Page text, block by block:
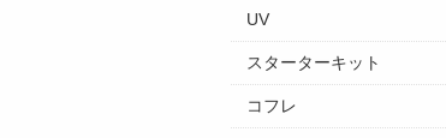
UV
スターターキット
コフレ